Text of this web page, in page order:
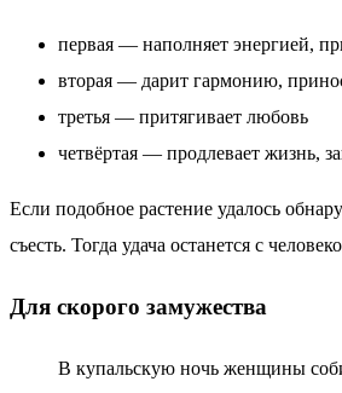
первая — наполняет энергией,
вторая — дарит гармонию,
третья — притягивает любовь
четвёртая — продлевает жизнь,
Если подобное растение удалось
съесть. Тогда удача останется с
Для скорого замужества
В купальскую ночь женщины